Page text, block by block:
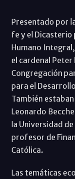
Presentado por
fe y el Dicasterio
Humano
el cardenal
Congregación
para el
También
Leonardo
la Universidad
profesor de
Católica.
Las temáticas